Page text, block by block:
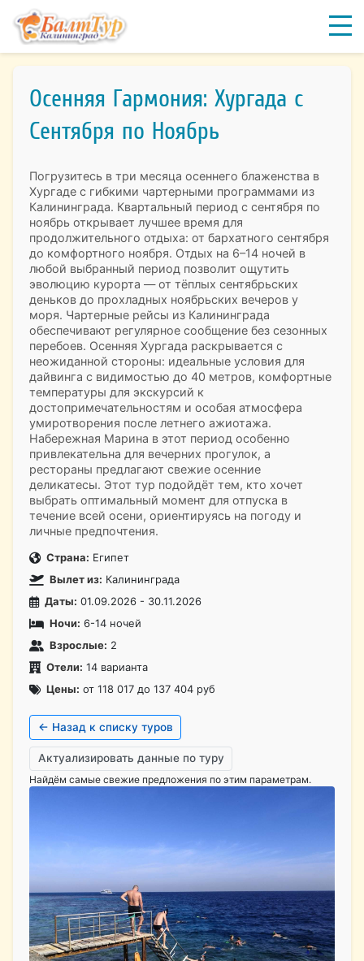
Осенняя Гармония: Хургада с
Сентября по Ноябрь
Погрузитесь в три месяца осеннего блаженства в
Хургаде с гибкими чартерными программами из
Калининграда. Квартальный период с сентября по
ноябрь открывает лучшее время для
продолжительного отдыха: от бархатного сентября
до комфортного ноября. Отдых на 6–14 ночей в
любой выбранный период позволит ощутить
эволюцию курорта — от тёплых сентябрьских
деньков до прохладных ноябрьских вечеров у
моря. Чартерные рейсы из Калининграда
обеспечивают регулярное сообщение без сезонных
перебоев. Осенняя Хургада раскрывается с
неожиданной стороны: идеальные условия для
дайвинга с видимостью до 40 метров, комфортные
температуры для экскурсий к
достопримечательностям и особая атмосфера
умиротворения после летнего ажиотажа.
Набережная Марина в этот период особенно
привлекательна для вечерних прогулок, а
рестораны предлагают свежие осенние
деликатесы. Этот тур подойдёт тем, кто хочет
выбрать оптимальный момент для отпуска в
течение всей осени, ориентируясь на погоду и
личные предпочтения.
Страна: Египет
Вылет из: Калининграда
Даты: 01.09.2026 - 30.11.2026
Ночи: 6-14 ночей
Взрослые: 2
Отели: 14 варианта
Цены: от 118 017 до 137 404 руб
← Назад к списку туров
Актуализировать данные по туру
Найдём самые свежие предложения по этим параметрам.